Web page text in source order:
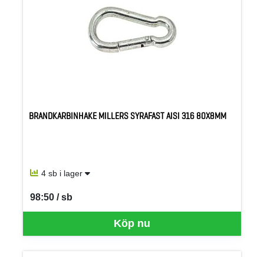
BRANDKARBINHAKE MILLERS SYRAFAST AISI 316 80X8MM
4 sb i lager
Köp nu
98:50 / sb
SEK per SB